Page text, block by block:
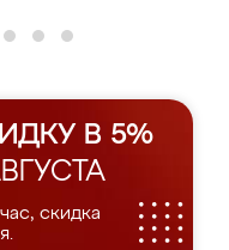
В 5%
скидка